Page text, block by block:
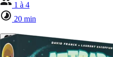
1 à 4
20 min